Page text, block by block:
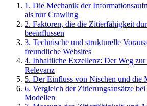
1 . Die Mechanik der
als nur Crawling
2. Faktoren, die die Zitierfähigkeit
beeinflussen
3. Technische und strukturelle
freundliche Websites
4. Inhaltliche Exzellenz: Der Weg
Relevanz
5. Der Einfluss von Nischen und die
6. Vergleich der Zitierungsansätze
Modellen